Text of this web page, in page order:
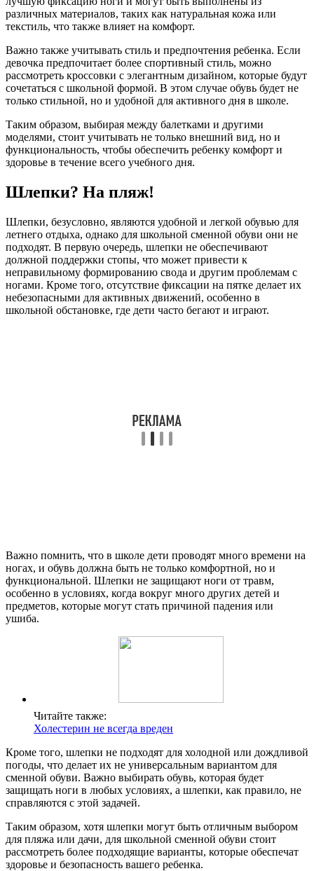
различных материалов, таких как натуральная кожа или
текстиль, что также влияет на комфорт.
Важно также учитывать стиль и предпочтения ребенка. Если
девочка предпочитает более спортивный стиль, можно
рассмотреть кроссовки с элегантным дизайном, которые будут
сочетаться с школьной формой. В этом случае обувь будет не
только стильной, но и удобной для активного дня в школе.
Таким образом, выбирая между балетками и другими
моделями, стоит учитывать не только внешний вид, но и
функциональность, чтобы обеспечить ребенку комфорт и
здоровье в течение всего учебного дня.
Шлепки? На пляж!
Шлепки, безусловно, являются удобной и легкой обувью для
летнего отдыха, однако для школьной сменной обуви они не
подходят. В первую очередь, шлепки не обеспечивают
должной поддержки стопы, что может привести к
неправильному формированию свода и другим проблемам с
ногами. Кроме того, отсутствие фиксации на пятке делает их
небезопасными для активных движений, особенно в
школьной обстановке, где дети часто бегают и играют.
Важно помнить, что в школе дети проводят много времени на
ногах, и обувь должна быть не только комфортной, но и
функциональной. Шлепки не защищают ноги от травм,
особенно в условиях, когда вокруг много других детей и
предметов, которые могут стать причиной падения или
ушиба.
Читайте также:
Холестерин не всегда вреден
Кроме того, шлепки не подходят для холодной или дождливой
погоды, что делает их не универсальным вариантом для
сменной обуви. Важно выбирать обувь, которая будет
защищать ноги в любых условиях, а шлепки, как правило, не
справляются с этой задачей.
Таким образом, хотя шлепки могут быть отличным выбором
для пляжа или дачи, для школьной сменной обуви стоит
рассмотреть более подходящие варианты, которые обеспечат
здоровье и безопасность вашего ребенка.